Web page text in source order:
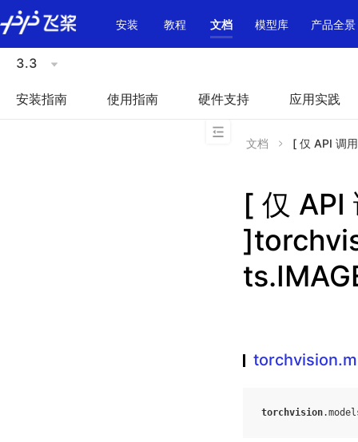
\u200E
安装
教程 文档 模型库 产品全景
3.3
安装指南 使用指南 硬件支持 应用实践
文档 [ 仅 API 调
[ 仅 API
torchvision.